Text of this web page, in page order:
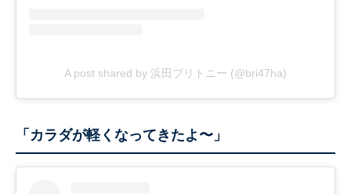
A post shared by 浜田ブリトニー (@bri47ha)
「カラダが軽くなってきたよ〜」